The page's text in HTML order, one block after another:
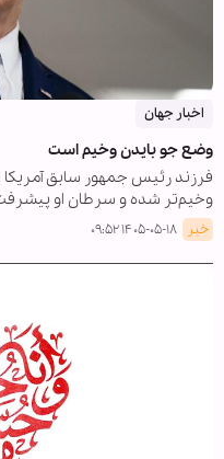
اخبار جهان
وضع جو بایدن وخیم است
فرزند رئیس جمهور سابق آمریکا
وخیم‌تر شده و سرطان او
خبر ۱۴۰۵-۰۵-۱۸ ۰۹:۵۲